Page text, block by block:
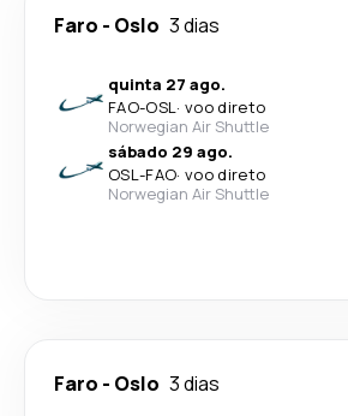
Faro - Oslo 3 dias
quinta 27 ago.
FAO-OSL· voo direto
Norwegian Air Shuttle
sábado 29 ago.
OSL-FAO· voo direto
Norwegian Air Shuttle
Faro - Oslo 3 dias